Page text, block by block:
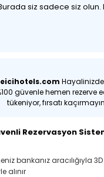
siz sadece siz olun.
güvenle hemen rezerve
tükeniyor, fırsatı
Rezervasyon
bankanız aracılığıyla
alınır